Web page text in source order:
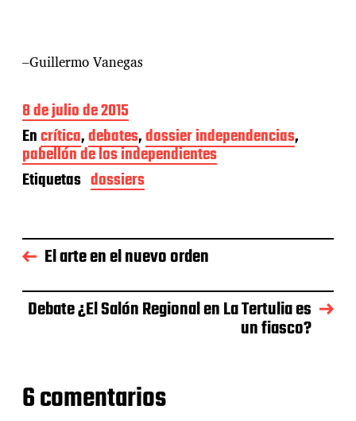
–Guillermo Vanegas
F
e
c
h
a
d
a
e
n
t
a
8 de julio de 2015
Encrítica,debates,dossier independencias,
pabellón de los independientes
Etiquetas dossiers
El arte en el nuevo orden
Debate ¿El Salón Regional en La Tertulia es
un fiasco?
6 comentarios